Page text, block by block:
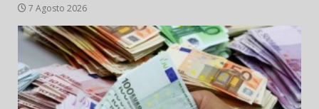
7 Agosto 2026